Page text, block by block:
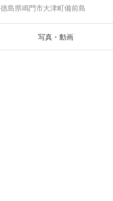
徳島県鳴門市大津町備前島
写真・動画